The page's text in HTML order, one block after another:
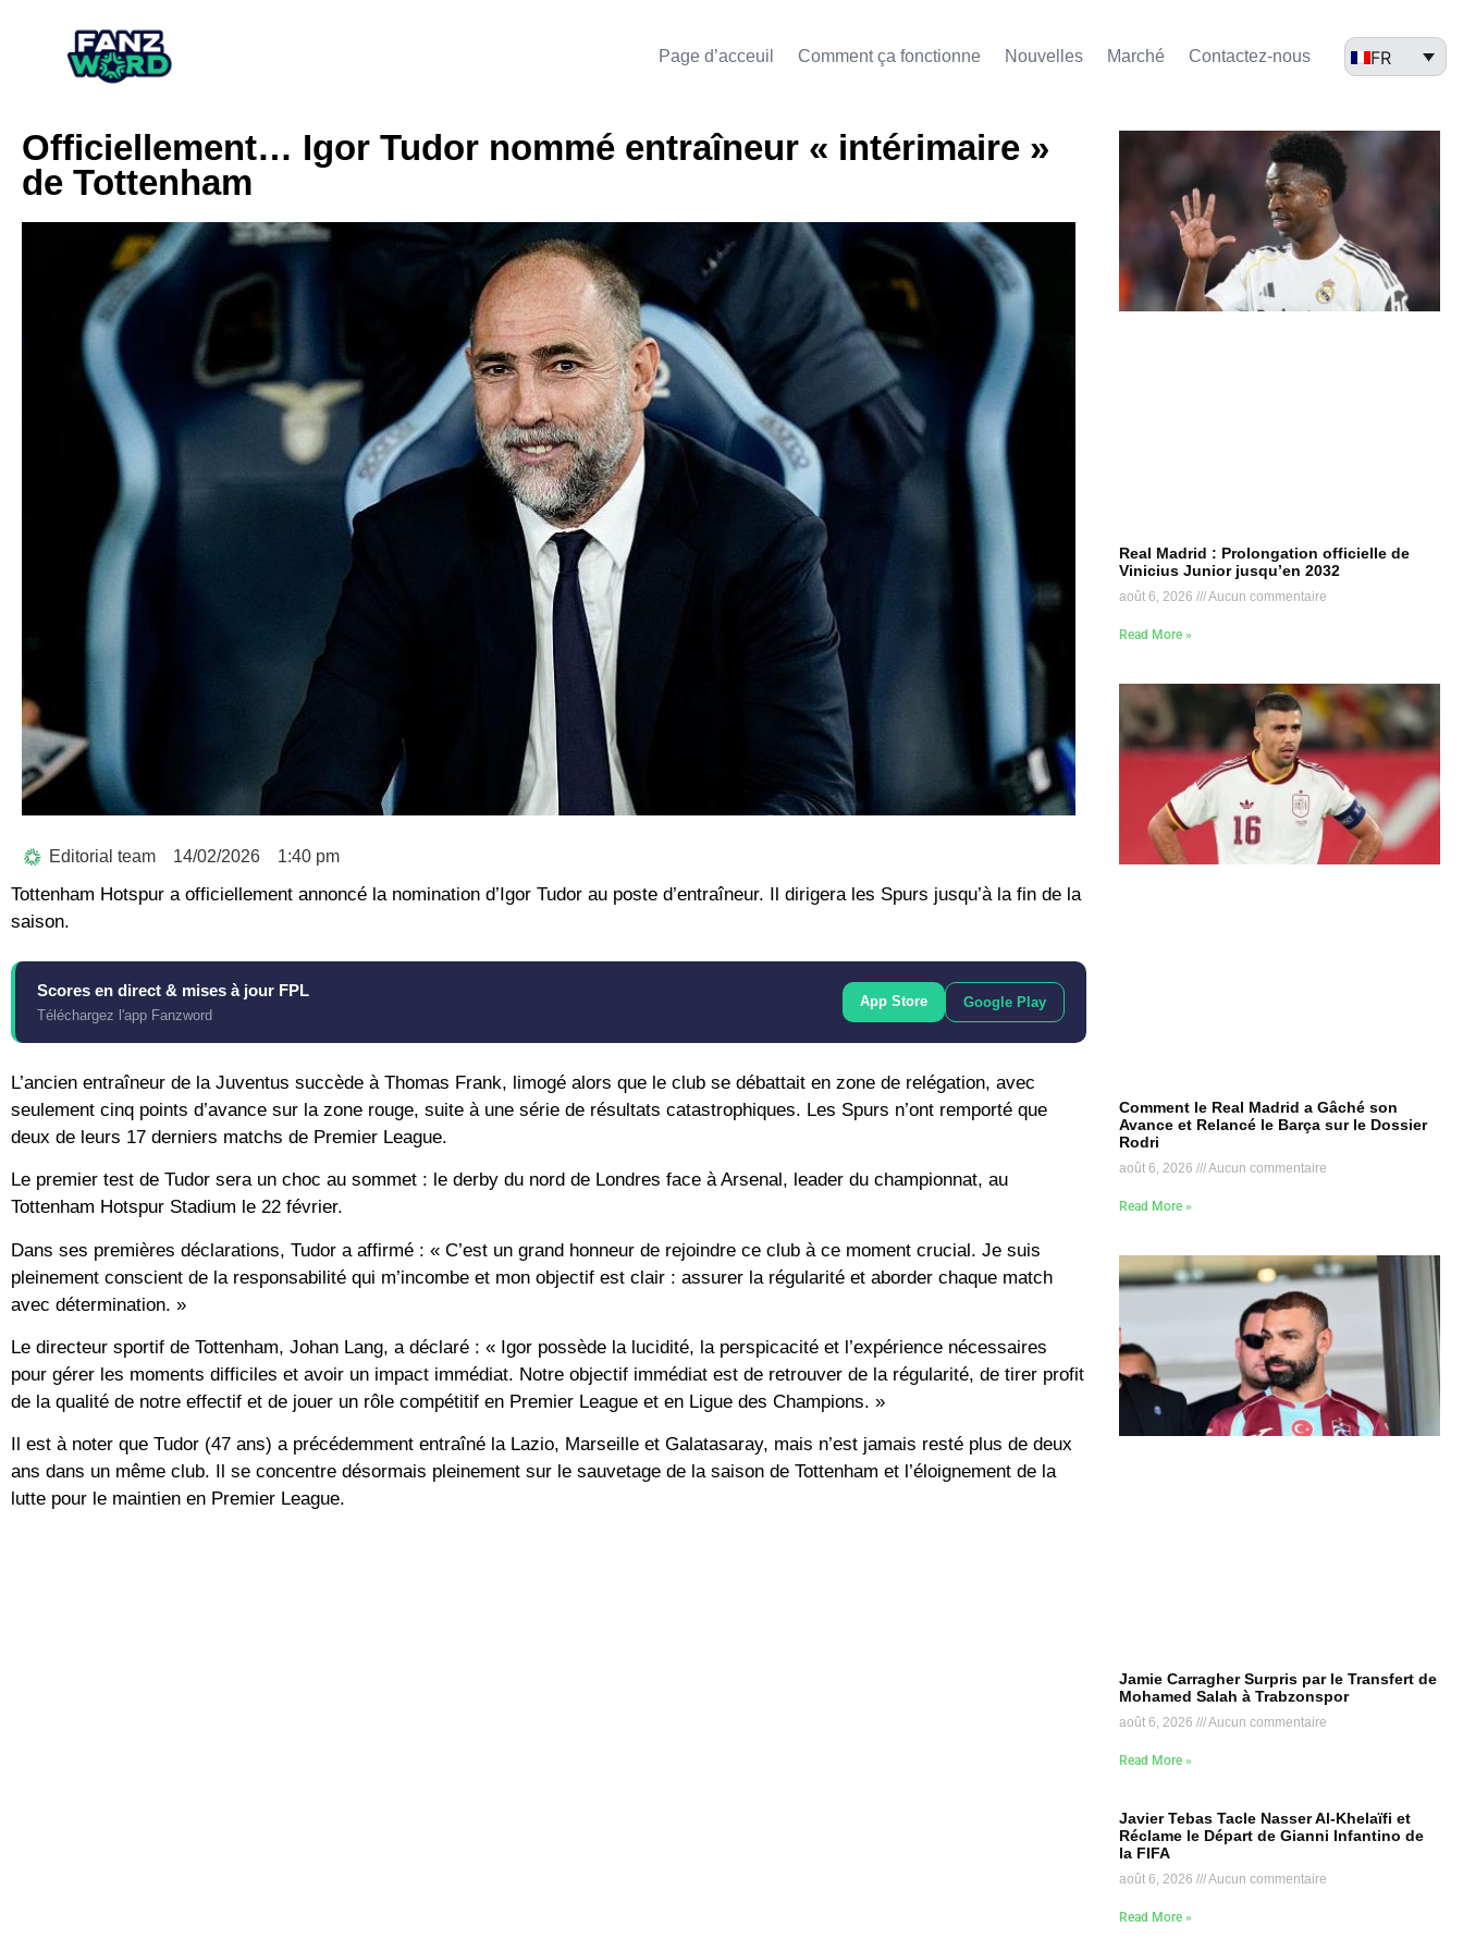
Page d’acceuil Comment ça fonctionne Nouvelles Marché​ Contactez-nous FR
Officiellement… Igor Tudor nommé entraîneur « intérimaire »
de Tottenham
Editorial team 14/02/2026 1:40 pm
Tottenham Hotspur a officiellement annoncé la nomination d’Igor Tudor au poste d’entraîneur. Il dirigera les Spurs jusqu’à la fin de la
saison.
Scores en direct & mises à jour FPL
Téléchargez l'app Fanzword
App Store Google Play
L’ancien entraîneur de la Juventus succède à Thomas Frank, limogé alors que le club se débattait en zone de relégation, avec
seulement cinq points d’avance sur la zone rouge, suite à une série de résultats catastrophiques. Les Spurs n’ont remporté que
deux de leurs 17 derniers matchs de Premier League.
Le premier test de Tudor sera un choc au sommet : le derby du nord de Londres face à Arsenal, leader du championnat, au
Tottenham Hotspur Stadium le 22 février.
Dans ses premières déclarations, Tudor a affirmé : « C’est un grand honneur de rejoindre ce club à ce moment crucial. Je suis
pleinement conscient de la responsabilité qui m’incombe et mon objectif est clair : assurer la régularité et aborder chaque match
avec détermination. »
Le directeur sportif de Tottenham, Johan Lang, a déclaré : « Igor possède la lucidité, la perspicacité et l’expérience nécessaires
pour gérer les moments difficiles et avoir un impact immédiat. Notre objectif immédiat est de retrouver de la régularité, de tirer profit
de la qualité de notre effectif et de jouer un rôle compétitif en Premier League et en Ligue des Champions. »
Il est à noter que Tudor (47 ans) a précédemment entraîné la Lazio, Marseille et Galatasaray, mais n’est jamais resté plus de deux
ans dans un même club. Il se concentre désormais pleinement sur le sauvetage de la saison de Tottenham et l’éloignement de la
lutte pour le maintien en Premier League.
Real Madrid : Prolongation officielle de
Vinicius Junior jusqu’en 2032
août 6, 2026 Aucun commentaire
Read More »
Comment le Real Madrid a Gâché son
Avance et Relancé le Barça sur le Dossier
Rodri
août 6, 2026 Aucun commentaire
Read More »
Jamie Carragher Surpris par le Transfert de
Mohamed Salah à Trabzonspor
août 6, 2026 Aucun commentaire
Read More »
Javier Tebas Tacle Nasser Al-Khelaïfi et
Réclame le Départ de Gianni Infantino de
la FIFA
août 6, 2026 Aucun commentaire
Read More »